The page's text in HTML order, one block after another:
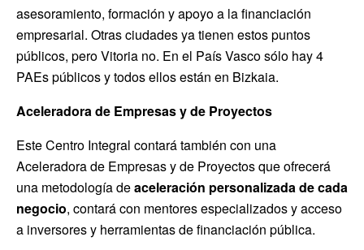
asesoramiento, formación y apoyo a la financiación
empresarial. Otras ciudades ya tienen estos puntos
públicos, pero Vitoria no. En el País Vasco sólo hay 4
PAEs públicos y todos ellos están en Bizkaia.
Aceleradora de Empresas y de Proyectos
Este Centro Integral contará también con una
Aceleradora de Empresas y de Proyectos que ofrecerá
una metodología deaceleración personalizada de cada
negocio, contará con mentores especializados y acceso
a inversores y herramientas de financiación pública.